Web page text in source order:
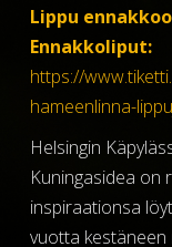
Lippu
Ennakkoliput:
https://
hameenlinna-
Helsingin
Kuningasidea on
inspiraationsa
vuotta